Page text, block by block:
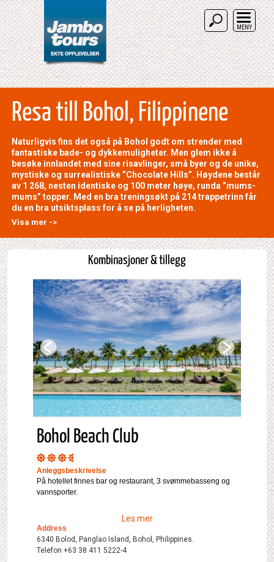
MENY
Resa till Bohol, Filippinene
Naturligvis fins det også på Bohol godt om strender med
fantastiske bade- og dykkemuligheter. Men glem ikke å
besøke innlandet med sine risavlinger, små byer og de unike,
mystiske og surrealistiske ”Chocolate Hills”. Høydene består
av 1 268, nesten identiske og 100 meter høye, runda ”mums-
mums” topper. Med en bra treningsøkt på 214 trappetrinn får
du en bra utsiktsplass for å se på herligheten.
Visa mer ->
Kombinasjoner & tillegg
Bohol Beach Club
Anleggsbeskrivelse
På hotellet finnes bar og restaurant, 3 svømmebasseng og
vannsporter.
Les mer
Address
6340 Bolod, Panglao Island, Bohol, Philippines.
Telefon +63 38 411 5222-4